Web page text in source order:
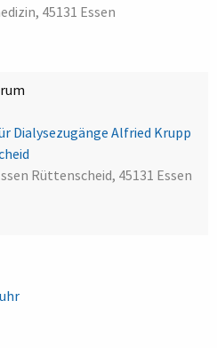
45131 Essen
Dialysezugänge Alfried Krupp
Rüttenscheid, 45131 Essen